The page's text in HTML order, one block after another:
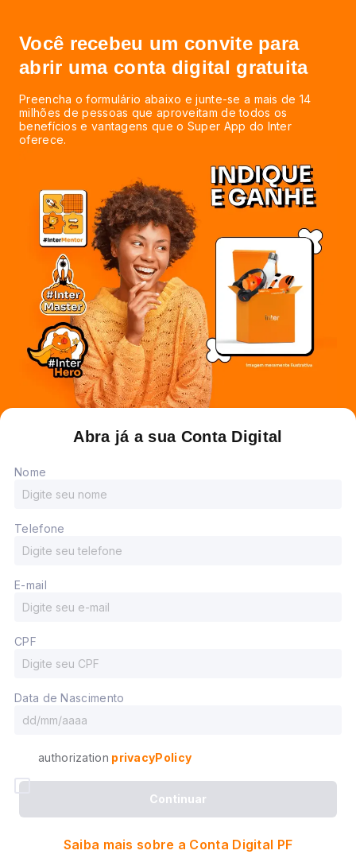
Você recebeu um convite para
abrir uma conta digital gratuita
Preencha o formulário abaixo e junte-se a mais de 14
milhões de pessoas que aproveitam de todos os
benefícios e vantagens que o Super App do Inter
oferece.
Abra já a sua Conta Digital
Nome
Telefone
E-mail
CPF
Data de Nascimento
authorization privacyPolicy
Continuar
Saiba mais sobre a Conta Digital PF